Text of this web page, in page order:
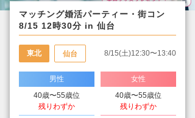
マッチング婚活パーティー・街コン
8/15 12時30分 in 仙台
東北 仙台 8/15(土)12:30〜13:40
男性
40歳〜55歳位
残りわずか
女性
40歳〜55歳位
残りわずか